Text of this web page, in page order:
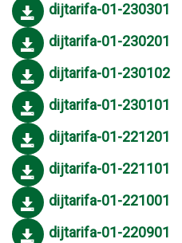
dijtarifa-01-230301
dijtarifa-01-230201
dijtarifa-01-230102
dijtarifa-01-230101
dijtarifa-01-221201
dijtarifa-01-221101
dijtarifa-01-221001
dijtarifa-01-220901